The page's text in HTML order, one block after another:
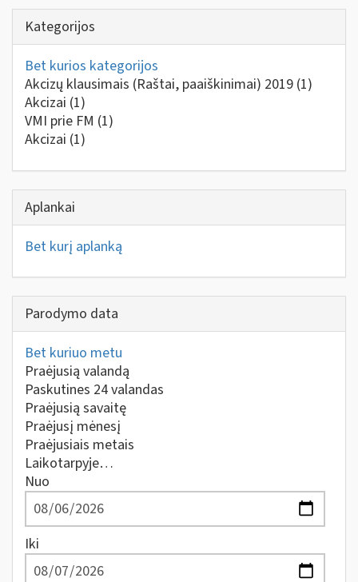
Kategorijos
Bet kurios kategorijos
Akcizų klausimais (Raštai, paaiškinimai) 2019 (1)
Akcizai (1)
VMI prie FM (1)
Akcizai (1)
Aplankai
Bet kurį aplanką
Parodymo data
Bet kuriuo metu
Praėjusią valandą
Paskutines 24 valandas
Praėjusią savaitę
Praėjusį mėnesį
Praėjusiais metais
Laikotarpyje…
Nuo
Iki